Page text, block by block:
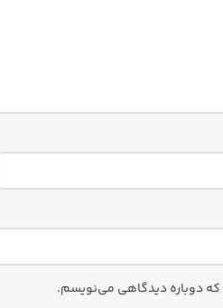
که دوباره دیدگاهی می‌نویسم.